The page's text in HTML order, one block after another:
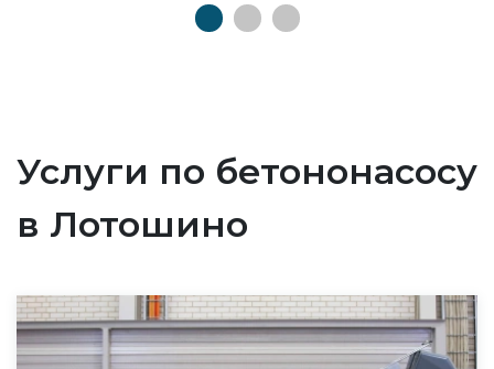
Услуги по бетононасосу
в Лотошино